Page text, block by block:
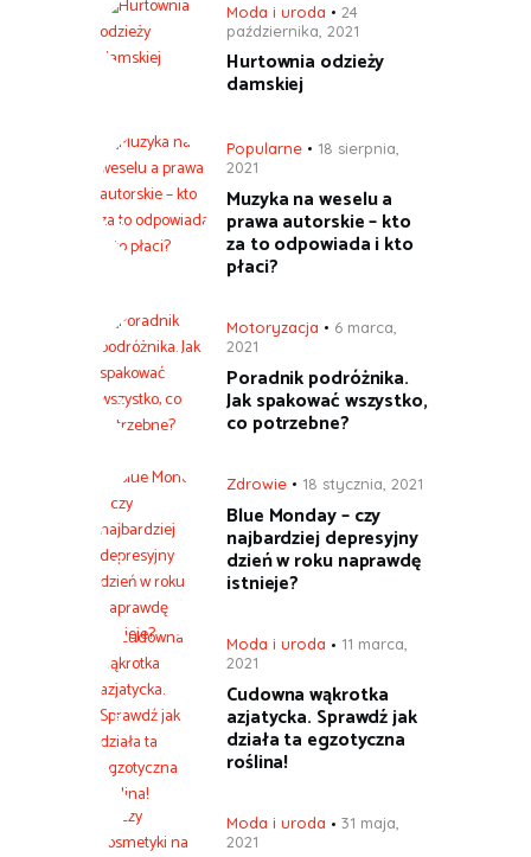
Moda i uroda
24
października, 2021
Hurtownia odzieży
damskiej
Popularne
18 sierpnia,
2021
Muzyka na weselu a
prawa autorskie – kto
za to odpowiada i kto
płaci?
Motoryzacja
6 marca,
2021
Poradnik podróżnika.
Jak spakować wszystko,
co potrzebne?
Zdrowie 18 stycznia, 2021
Blue Monday – czy
najbardziej depresyjny
dzień w roku naprawdę
istnieje?
Moda i uroda
11 marca,
2021
Cudowna wąkrotka
azjatycka. Sprawdź jak
działa ta egzotyczna
roślina!
Moda i uroda
31 maja,
2021